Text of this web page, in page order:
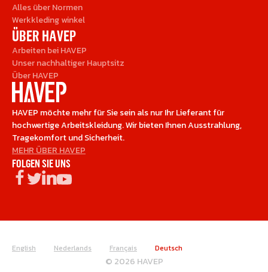
HAVEP möchte mehr für Sie sein als nur Ihr Lieferant für
hochwertige Arbeitskleidung. Wir bieten Ihnen Ausstrahlung,
Tragekomfort und Sicherheit.
MEHR ÜBER HAVEP
FOLGEN SIE UNS
Alles über Normen
Werkkleding winkel
ÜBER HAVEP
Arbeiten bei HAVEP
Unser nachhaltiger Hauptsitz
Über HAVEP
English Nederlands Français Deutsch
© 2026 HAVEP